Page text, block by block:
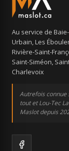
Au service de
Urbain, Les
Rivière-Saint-
Saint-Siméon,
Charlevoix
Autrefois connue
tout et Lou-Tec
Maslot depuis